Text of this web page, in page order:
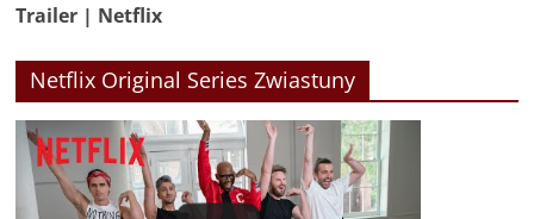
Trailer | Netflix
Netflix Original Series Zwiastuny